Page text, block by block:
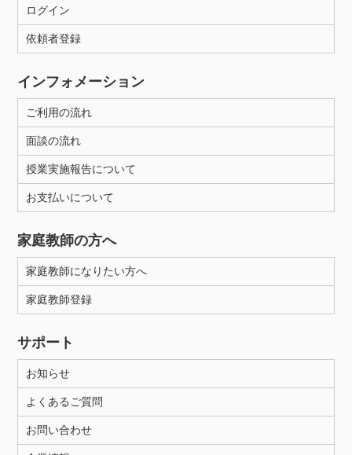
ログイン
依頼者登録
インフォメーション
ご利用の流れ
面談の流れ
授業実施報告について
お支払いについて
家庭教師の方へ
家庭教師になりたい方へ
家庭教師登録
サポート
お知らせ
よくあるご質問
お問い合わせ